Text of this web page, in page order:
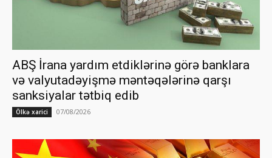
ABŞ İrana yardım etdiklərinə görə banklara
və valyutadəyişmə məntəqələrinə qarşı
sanksiyalar tətbiq edib
Ölkə xarici 07/08/2026